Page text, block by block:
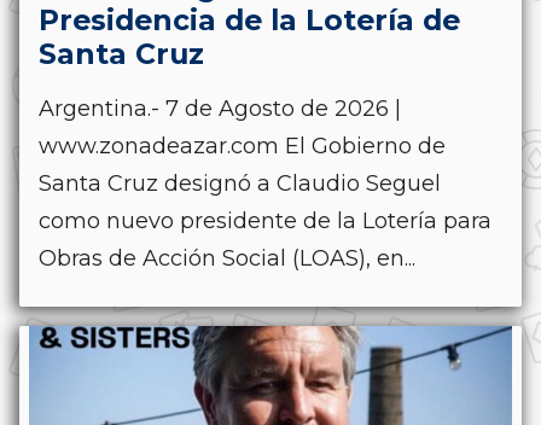
Presidencia de la Lotería de
Santa Cruz
Argentina.- 7 de Agosto de 2026 |
www.zonadeazar.com El Gobierno de
Santa Cruz designó a Claudio Seguel
como nuevo presidente de la Lotería para
Obras de Acción Social (LOAS), en...